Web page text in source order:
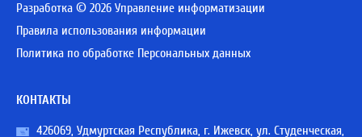
Разработка © 2026 Управление информатизации
Правила использования информации
Политика по обработке Персональных данных
КОНТАКТЫ
426069, Удмуртская Республика, г. Ижевск, ул. Студенческая,